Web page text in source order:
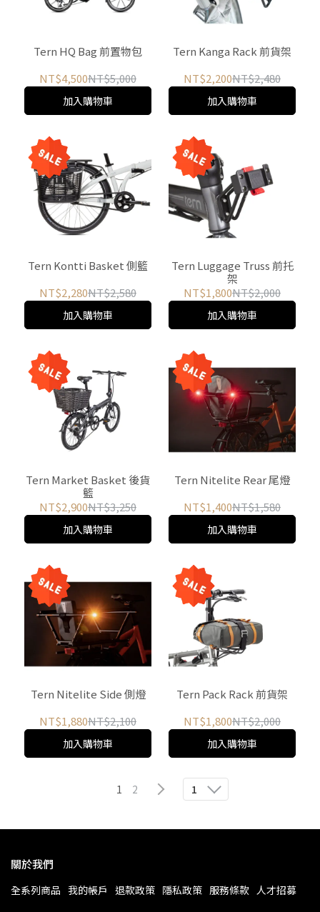
Tern HQ Bag 前置物包
NT$4,500NT$5,000
加入購物車
Tern Kanga Rack 前貨架
NT$2,200NT$2,480
加入購物車
Tern Kontti Basket 側籃
NT$2,280NT$2,580
加入購物車
Tern Luggage Truss 前托
架
NT$1,800NT$2,000
加入購物車
Tern Market Basket 後貨
籃
NT$2,900NT$3,250
加入購物車
Tern Nitelite Rear 尾燈
NT$1,400NT$1,580
加入購物車
Tern Nitelite Side 側燈
NT$1,880NT$2,100
加入購物車
Tern Pack Rack 前貨架
NT$1,800NT$2,000
加入購物車
1 2 1
關於我們
全系列商品 我的帳戶 退款政策 隱私政策 服務條款 人才招募